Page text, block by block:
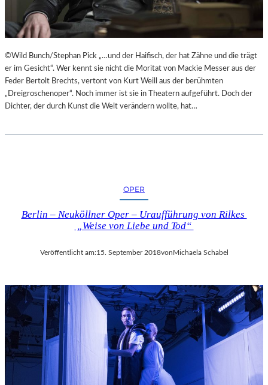
©Wild Bunch/Stephan Pick „…und der Haifisch, der hat Zähne und die trägt
er im Gesicht“. Wer kennt sie nicht die Moritat von Mackie Messer aus der
Feder Bertolt Brechts, vertont von Kurt Weill aus der berühmten
„Dreigroschenoper“. Noch immer ist sie in Theatern aufgeführt. Doch der
Dichter, der durch Kunst die Welt verändern wollte, hat…
OPER
Berlin – Neuköllner Oper – Uraufführung von Rilkes
„Weise von Liebe und Tod“
Veröffentlicht am:15. September 2018vonMichaela Schabel